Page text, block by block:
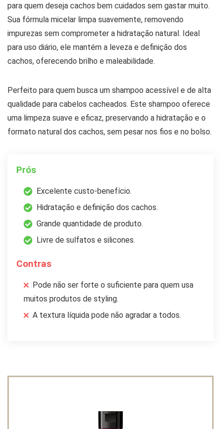
para quem deseja cachos bem cuidados sem gastar muito.
Sua fórmula micelar limpa suavemente, removendo
impurezas sem comprometer a hidratação natural. Ideal
para uso diário, ele mantém a leveza e definição dos
cachos, oferecendo brilho e maleabilidade.
Perfeito para quem busca um shampoo acessível e de alta
qualidade para cabelos cacheados. Este shampoo oferece
uma limpeza suave e eficaz, preservando a hidratação e o
formato natural dos cachos, sem pesar nos fios e no bolso.
Prós
Excelente custo-benefício.
Hidratação e definição dos cachos.
Grande quantidade de produto.
Livre de sulfatos e silicones.
Contras
Pode não ser forte o suficiente para quem usa
muitos produtos de styling.
A textura líquida pode não agradar a todos.